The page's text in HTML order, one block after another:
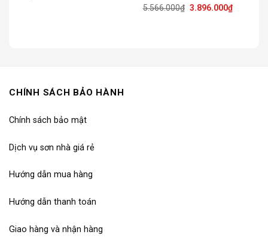
5.566.000₫ Giá
3.896.000₫Giá
hiện
CHÍNH SÁCH BẢO HÀNH
Chính sách bảo mật
Dịch vụ sơn nhà giá rẻ
Hướng dẫn mua hàng
Hướng dẫn thanh toán
Giao hàng và nhận hàng